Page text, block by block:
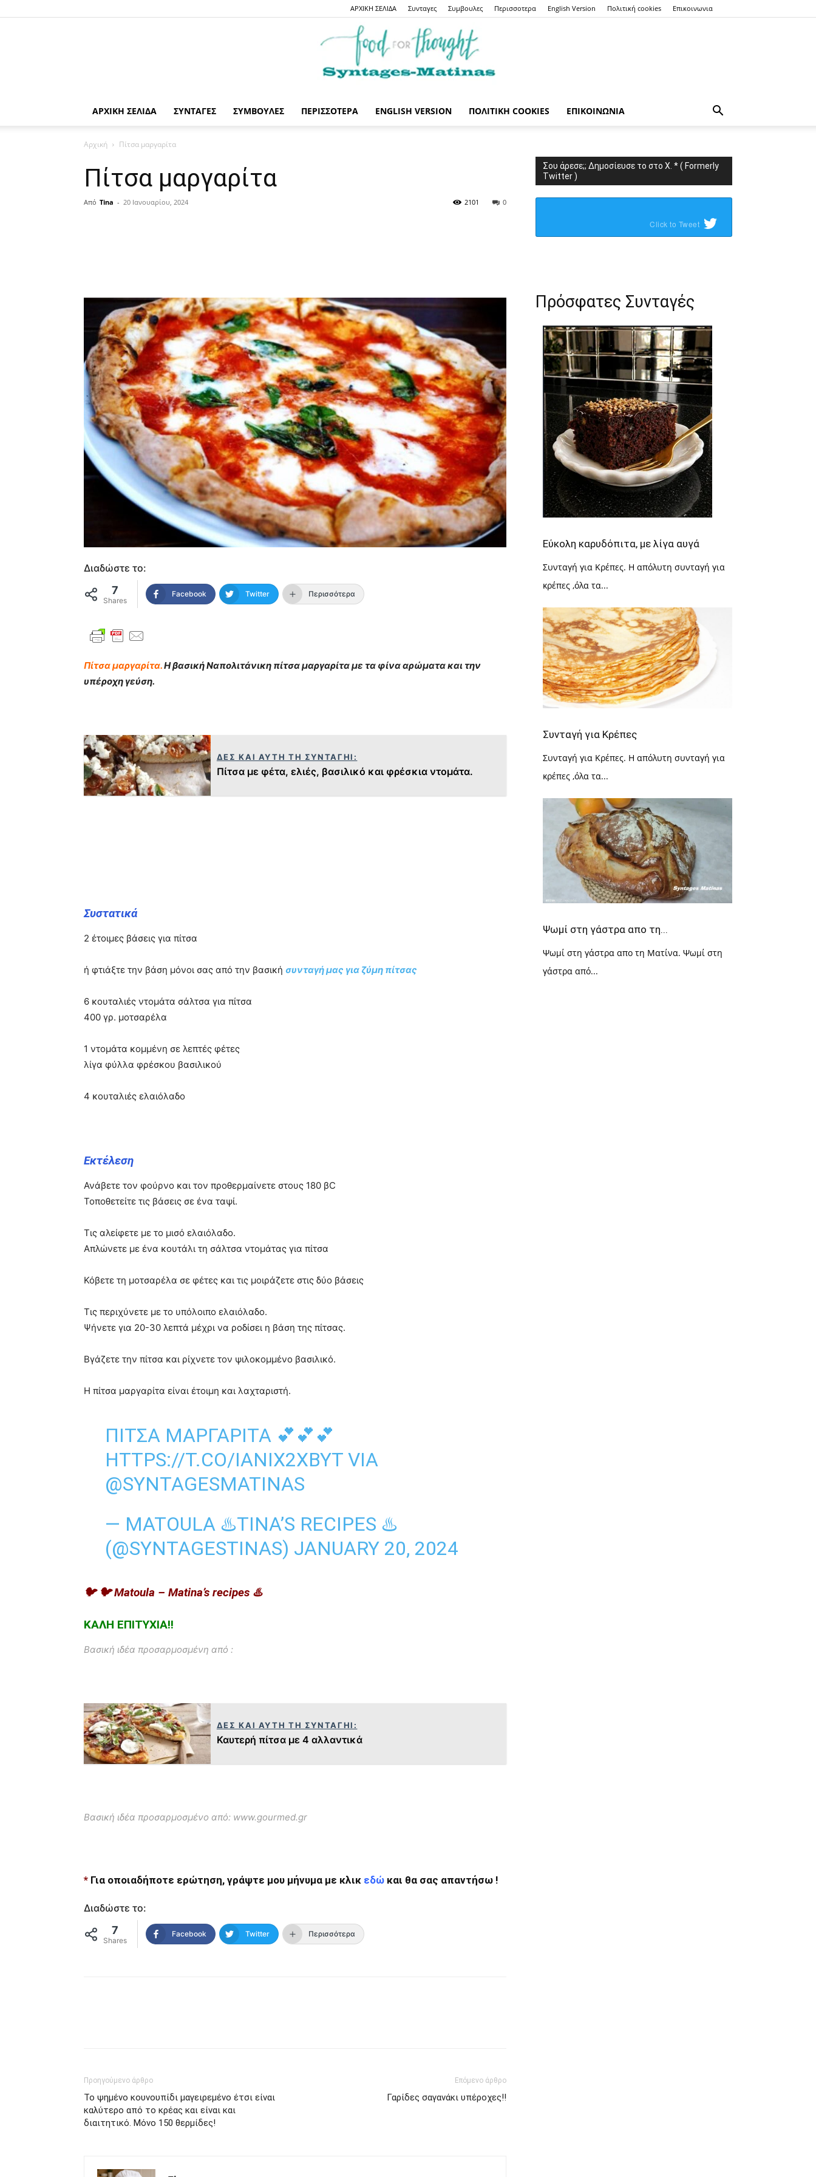
ΑΡΧΙΚΗ ΣΕΛΙΔΑ Συνταγες Συμβουλες Περισσοτερα English Version Πολιτική cookies Επικοινωνια
ΑΡΧΙΚΗ ΣΕΛΙΔΑ ΣΥΝΤΑΓΕΣ ΣΥΜΒΟΥΛΕΣ ΠΕΡΙΣΣΟΤΕΡΑ ENGLISH VERSION ΠΟΛΙΤΙΚΉ COOKIES ΕΠΙΚΟΙΝΩΝΙΑ
Αρχική Πίτσα μαργαρίτα
Πίτσα μαργαρίτα
Από Tina - 20 Ιανουαρίου, 2024 0
2101
Διαδώστε το:
7
Shares
Facebook Twitter Περισσότερα
Πίτσα μαργαρίτα.Η βασική Ναπολιτάνικη πίτσα μαργαρίτα με τα φίνα αρώματα και την
υπέροχη γεύση.
ΔΕΣ ΚΑΙ ΑΥΤΗ ΤΗ ΣΥΝΤΑΓΗΙ:
Πίτσα με φέτα, ελιές, βασιλικό και φρέσκια ντομάτα.
Συστατικά
2 έτοιμες βάσεις για πίτσα
ή φτιάξτε την βάση μόνοι σας από την βασική συνταγή μας για ζύμη πίτσας
6 κουταλιές ντομάτα σάλτσα για πίτσα
400 γρ. μοτσαρέλα
1 ντομάτα κομμένη σε λεπτές φέτες
λίγα φύλλα φρέσκου βασιλικού
4 κουταλιές ελαιόλαδο
Εκτέλεση
Ανάβετε τον φούρνο και τον προθερμαίνετε στους 180 βC
Τοποθετείτε τις βάσεις σε ένα ταψί.
Τις αλείφετε με το μισό ελαιόλαδο.
Απλώνετε με ένα κουτάλι τη σάλτσα ντομάτας για πίτσα
Κόβετε τη μοτσαρέλα σε φέτες και τις μοιράζετε στις δύο βάσεις
Τις περιχύνετε με το υπόλοιπο ελαιόλαδο.
Ψήνετε για 20-30 λεπτά μέχρι να ροδίσει η βάση της πίτσας.
Βγάζετε την πίτσα και ρίχνετε τον ψιλοκομμένο βασιλικό.
Η πίτσα μαργαρίτα είναι έτοιμη και λαχταριστή.
ΠΊΤΣΑ ΜΑΡΓΑΡΊΤΑ 💕💕💕
HTTPS://T.CO/IANIX2XBYTVIA
@SYNTAGESMATINAS
— MATOULA ♨️TINA’S RECIPES ♨️
(@SYNTAGESTINAS) JANUARY 20, 2024
🐦 🐦 Matoula – Matina’s recipes ♨️
ΚΑΛΗ ΕΠΙΤΥΧΙΑ!!
Βασική ιδέα προσαρμοσμένη από :
ΔΕΣ ΚΑΙ ΑΥΤΗ ΤΗ ΣΥΝΤΑΓΗΙ:
Καυτερή πίτσα με 4 αλλαντικά
Βασική ιδέα προσαρμοσμένο από: www.gourmed.gr
* Για οποιαδήποτε ερώτηση, γράψτε μου μήνυμα με κλικ εδώ και θα σας απαντήσω !
Διαδώστε το:
7
Shares
Facebook Twitter Περισσότερα
Προηγούμενο άρθρο
Το ψημένο κουνουπίδι μαγειρεμένο έτσι είναι
καλύτερο από το κρέας και είναι και
διαιτητικό. Μόνο 150 θερμίδες!
Επόμενο άρθρο
Γαρίδες σαγανάκι υπέροχες!!
Σου άρεσε;; Δημοσίευσε το στο X. * ( Formerly
Twitter )
Click to Tweet
Πρόσφατες Συνταγές
Εύκολη καρυδόπιτα, με λίγα αυγά
Συνταγή για Κρέπες. Η απόλυτη συνταγή για
κρέπες ,όλα τα...
Συνταγή για Κρέπες
Συνταγή για Κρέπες. Η απόλυτη συνταγή για
κρέπες ,όλα τα...
Ψωμί στη γάστρα απο τη...
Ψωμί στη γάστρα απο τη Ματίνα. Ψωμί στη
γάστρα από...